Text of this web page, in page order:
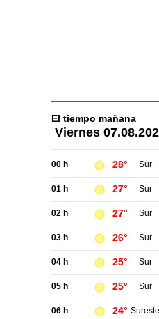
El tiempo mañana
Viernes
00 h 28° Sur
01 h 27° Sur
02 h 27° Sur
03 h 26° Sur
04 h 25° Sur
05 h 25° Sur
06 h 24° Sureste